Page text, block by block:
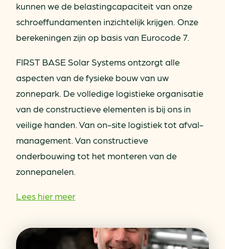
kunnen we de belastingcapaciteit van onze
schroeffundamenten inzichtelijk krijgen. Onze
berekeningen zijn op basis van Eurocode 7.
FIRST BASE Solar Systems ontzorgt alle
aspecten van de fysieke bouw van uw
zonnepark. De volledige logistieke organisatie
van de constructieve elementen is bij ons in
veilige handen. Van on-site logistiek tot afval-
management. Van constructieve
onderbouwing tot het monteren van de
zonnepanelen.
Lees hier meer